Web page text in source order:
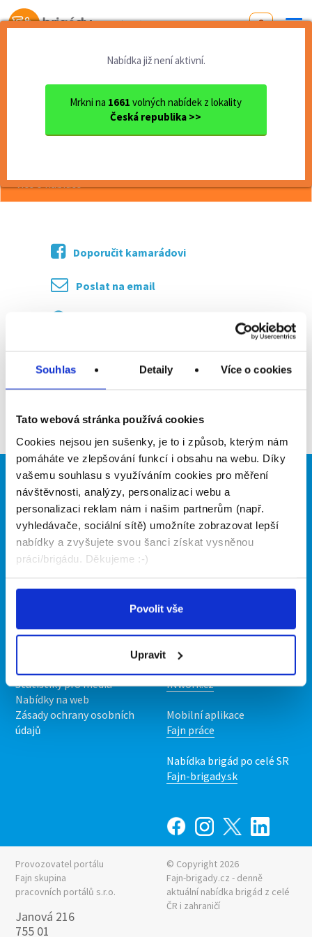
Souhlas Detaily Více o cookies
Tato webová stránka používá cookies
Cookies nejsou jen sušenky, je to i způsob, kterým nám
pomáháte ve zlepšování funkcí i obsahu na webu. Díky
vašemu souhlasu s využíváním cookies pro měření
návštěvnosti, analýzy, personalizaci webu a
personalizaci reklam nám i našim partnerům (např.
vyhledávače, sociální sítě) umožníte zobrazovat lepší
nabídky a zvyšujete svou šanci získat vysněnou
práci/brigádu. Děkujeme :-)
Povolit vše
Upravit
Od první brigády
Nabídka již není aktivní.
Mrkni na 1661 volných nabídek z lokality
Česká republika >>
Jihočeský kraj
okres České Budějovice
České Budějovice
Pomocná síla v kuchyni 1/2 ...
Pomocná síla v kuchyni 1/2 úvazek
více o nabídce >>
Doporučit kamarádovi
Poslat na email
Brigádníci
Články
Hledané brigády
Firmy
Vložit inzerát
Ceník
Propagace
O portálu
O nás
Statistiky pro média
Nabídky na web
Zásady ochrany osobních
údajů
Naše další projekty
Fajn brigády
INwork.cz
Mobilní aplikace
Fajn práce
Nabídka brigád po celé SR
Fajn-brigady.sk
Provozovatel portálu
Fajn skupina
pracovních portálů s.r.o.
Janová 216
755 01
© Copyright 2026
Fajn-brigady.cz - denně
aktuální nabídka brigád z celé
ČR i zahraničí